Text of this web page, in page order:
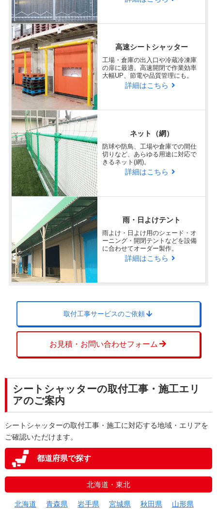
高速シートシャッター
工場・倉庫の出入口や冷蔵冷凍庫
の扉に最適。高速開閉で作業効率
大幅UP、節電や品質管理にも。
詳細はこちら
ネット（網）
防球や防鳥、工場や倉庫での間仕
切りなど、あらゆる用途に対応で
きるネット(網)。
詳細はこちら
雨・日よけテント
雨よけ・日よけ用のシェード・オ
ーニング・開閉テントなどを設備
に合わせてオーダー製作。
詳細はこちら
取付工事サービスのご依頼
お見積・お問い合わせフォーム
シートシャッターの取付工事・施工エリ
アのご案内
シートシャッターの取付工事・施工に対応する地域・エリアを
ご確認いただけます。
都道府県で探す
北海道・東北
北海道 青森県 岩手県 宮城県 秋田県
山形県